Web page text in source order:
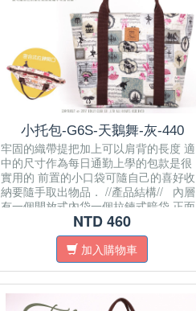
小托包-G6S-天鵝舞-灰-440
牢固的織帶提把加上可以肩背的長度 適
中的尺寸作為每日通勤上學的包款是很
實用的 前置的小口袋可隨自己的喜好收
納要隨手取出物品． //產品結構// 內層
有一個開放式內袋 ​一個拉鍊式暗袋 正面
有開放式口袋 肩帶為純棉織帶 面料材質
為防水布 拉鍊密合開口 可置放A4紙
NTD 460
加入購物車